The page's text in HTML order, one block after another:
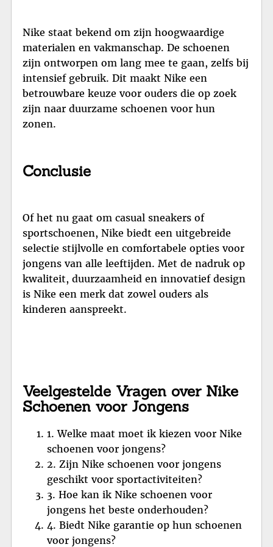
Nike staat bekend om zijn hoogwaardige
materialen en vakmanschap. De schoenen
zijn ontworpen om lang mee te gaan, zelfs bij
intensief gebruik. Dit maakt Nike een
betrouwbare keuze voor ouders die op zoek
zijn naar duurzame schoenen voor hun
zonen.
Conclusie
Of het nu gaat om casual sneakers of
sportschoenen, Nike biedt een uitgebreide
selectie stijlvolle en comfortabele opties voor
jongens van alle leeftijden. Met de nadruk op
kwaliteit, duurzaamheid en innovatief design
is Nike een merk dat zowel ouders als
kinderen aanspreekt.
Veelgestelde Vragen over Nike
Schoenen voor Jongens
1. Welke maat moet ik kiezen voor Nike
schoenen voor jongens?
2. Zijn Nike schoenen voor jongens
geschikt voor sportactiviteiten?
3. Hoe kan ik Nike schoenen voor
jongens het beste onderhouden?
4. Biedt Nike garantie op hun schoenen
voor jongens?